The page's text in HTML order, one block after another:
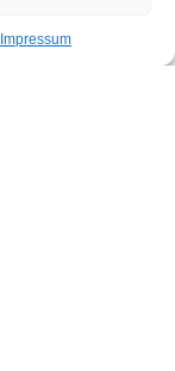
Impressum